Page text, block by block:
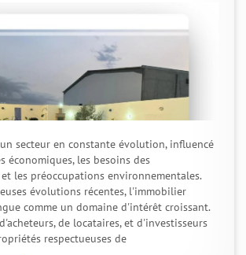
secteur en constante évolution, influencé
économiques, les besoins des
les préoccupations environnementales.
évolutions récentes, l'immobilier
comme un domaine d'intérêt croissant.
de locataires, et d'investisseurs
respectueuses de